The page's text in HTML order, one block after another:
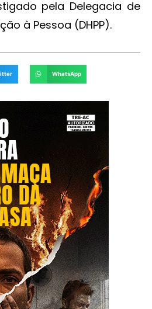
pela Delegacia de
à Pessoa (DHPP).
WhatsApp